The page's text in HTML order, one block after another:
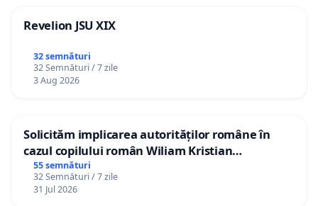
Revelion JSU XIX
32 semnături
32 Semnături / 7 zile
3 Aug 2026
Solicităm implicarea autorităților române în
cazul copilului român Wiliam Kristian
Gheorghe, aflat în plasament în Danemarca de
12 ani
55 semnături
32 Semnături / 7 zile
31 Jul 2026